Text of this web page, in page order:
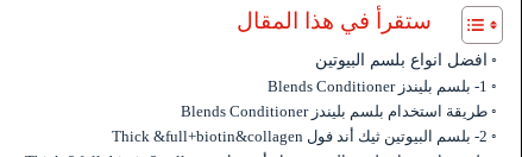
ستقرأ في هذا المقال
افضل انواع بلسم البيوتين
1- بلسم بليندز Blends Conditioner
طريقة استخدام بلسم بليندز Blends Conditioner
2- بلسم البيوتين ثيك أند فول Thick &full+biotin&collagen